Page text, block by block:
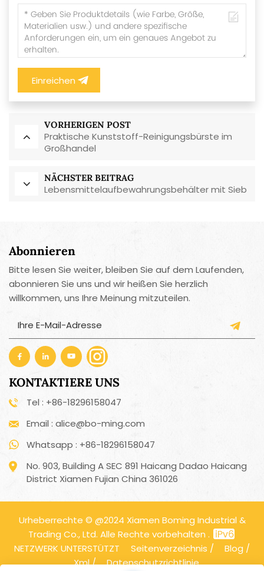
Einreichen
VORHERIGEN POST
Praktische Kunststoff-Reinigungsbürste im
Großhandel
NÄCHSTER BEITRAG
Lebensmittelaufbewahrungsbehälter mit Sieb
Abonnieren
Bitte lesen Sie weiter, bleiben Sie auf dem Laufenden,
abonnieren Sie uns und wir heißen Sie herzlich
willkommen, uns Ihre Meinung mitzuteilen.
KONTAKTIERE UNS
Tel : +86-18296158047
Email : alice@bo-ming.com
Whatsapp : +86-18296158047
No. 903, Building A SEC 891 Haicang Dadao Haicang
District Xiamen Fujian China 361026
Urheberrechte © @2024 Xiamen Boming Industrial &
Trading Co., Ltd. Alle Rechte vorbehalten .
NETZWERK UNTERSTÜTZT
Seitenverzeichnis / Blog /
Xml/ Datenschutzrichtlinie